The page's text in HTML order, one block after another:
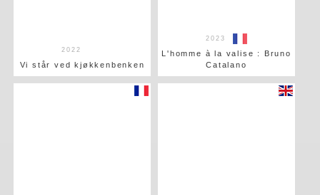
2022
Vi står ved kjøkkenbenken
2023
L'homme à la valise : Bruno
Catalano